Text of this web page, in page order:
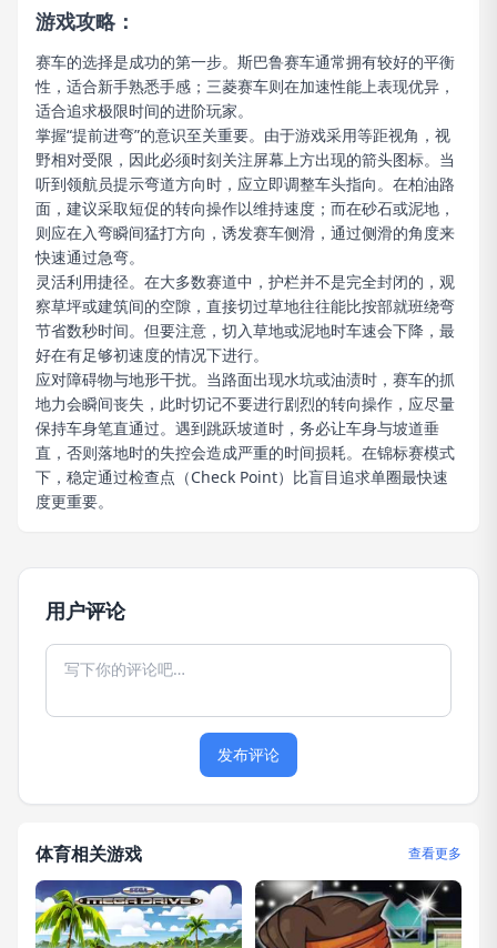
游戏攻略：
赛车的选择是成功的第一步。斯巴鲁赛车通常拥有较好的平衡
性，适合新手熟悉手感；三菱赛车则在加速性能上表现优异，
适合追求极限时间的进阶玩家。
掌握“提前进弯”的意识至关重要。由于游戏采用等距视角，视
野相对受限，因此必须时刻关注屏幕上方出现的箭头图标。当
听到领航员提示弯道方向时，应立即调整车头指向。在柏油路
面，建议采取短促的转向操作以维持速度；而在砂石或泥地，
则应在入弯瞬间猛打方向，诱发赛车侧滑，通过侧滑的角度来
快速通过急弯。
灵活利用捷径。在大多数赛道中，护栏并不是完全封闭的，观
察草坪或建筑间的空隙，直接切过草地往往能比按部就班绕弯
节省数秒时间。但要注意，切入草地或泥地时车速会下降，最
好在有足够初速度的情况下进行。
应对障碍物与地形干扰。当路面出现水坑或油渍时，赛车的抓
地力会瞬间丧失，此时切记不要进行剧烈的转向操作，应尽量
保持车身笔直通过。遇到跳跃坡道时，务必让车身与坡道垂
直，否则落地时的失控会造成严重的时间损耗。在锦标赛模式
下，稳定通过检查点（Check Point）比盲目追求单圈最快速
度更重要。
用户评论
发布评论
体育相关游戏 查看更多